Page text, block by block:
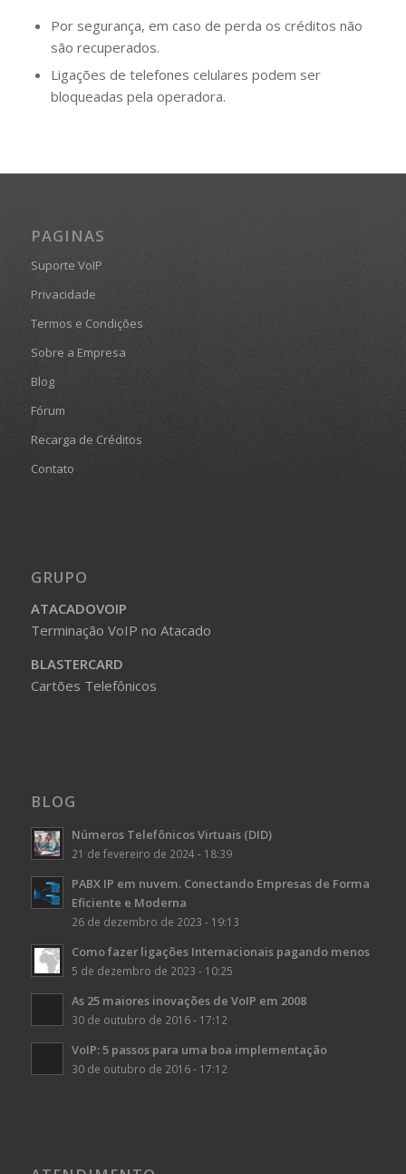
Por segurança, em caso de perda os créditos não
são recuperados.
Ligações de telefones celulares podem ser
bloqueadas pela operadora.
PAGINAS
Suporte VoIP
Privacidade
Termos e Condições
Sobre a Empresa
Blog
Fórum
Recarga de Créditos
Contato
GRUPO
ATACADOVOIP
Terminação VoIP no Atacado
BLASTERCARD
Cartões Telefônicos
BLOG
Números Telefônicos Virtuais (DID)
21 de fevereiro de 2024 - 18:39
PABX IP em nuvem. Conectando Empresas de Forma
Eficiente e Moderna
26 de dezembro de 2023 - 19:13
Como fazer ligações Internacionais pagando menos
5 de dezembro de 2023 - 10:25
As 25 maiores inovações de VoIP em 2008
30 de outubro de 2016 - 17:12
VoIP: 5 passos para uma boa implementação
30 de outubro de 2016 - 17:12